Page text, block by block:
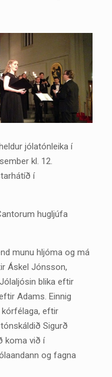
jólatónleika í
kl. 12.
í
hugljúfa
munu hljóma og má
Áskel Jónsson,
blika eftir
Adams. Einnig
eftir
Sigurð
koma við í
og fagna